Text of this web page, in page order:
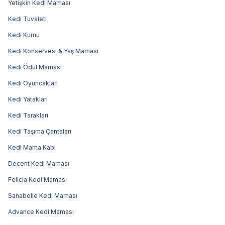
Yetişkin Kedi Maması
Kedi Tuvaleti
Kedi Kumu
Kedi Konservesi & Yaş Maması
Kedi Ödül Maması
Kedi Oyuncakları
Kedi Yatakları
Kedi Tarakları
Kedi Taşıma Çantaları
Kedi Mama Kabı
Decent Kedi Maması
Felicia Kedi Maması
Sanabelle Kedi Maması
Advance Kedi Maması